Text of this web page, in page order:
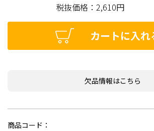
税抜価格：2,610円
カートに入れ
欠品情報はこちら
商品コード：